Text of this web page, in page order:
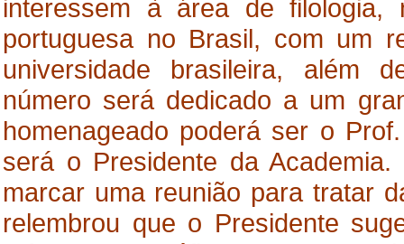
interessem à área de
portuguesa no Brasil, com um
universidade brasileira, além
número será dedicado a um
homenageado poderá ser o
será o Presidente da
marcar uma reunião para tratar
relembrou que o Presidente